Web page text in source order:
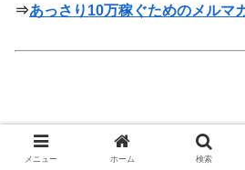
⇒あっさり10万稼ぐためのメルマ
SWELL iconをCSSでカ
メニュー ホーム 検索